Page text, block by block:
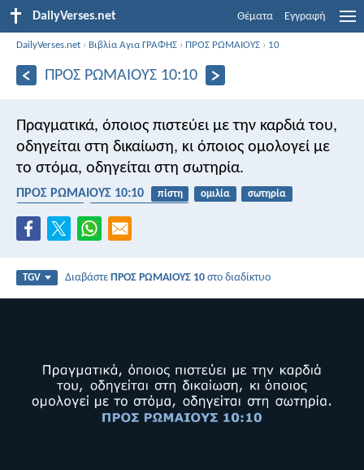
DailyVerses.net Θέματα Εγγραφή
DailyVerses.net › Βιβλία Αγια ΓΡΑΦΗΣ › ΠΡΟΣ ΡΩΜΑΙΟΥΣ › 10
ΠΡΟΣ ΡΩΜΑΙΟΥΣ 10:10
Πραγματικά, όποιος πιστεύει με την καρδιά του,
οδηγείται στη δικαίωση, κι όποιος ομολογεί με
το στόμα, οδηγείται στη σωτηρία.
ΠΡΟΣ ΡΩΜΑΙΟΥΣ 10:10 πίστη ομιλία
σωτηρία
TGV ΔιαβάστεΠΡΟΣ ΡΩΜΑΙΟΥΣ 10 στο διαδίκτυο